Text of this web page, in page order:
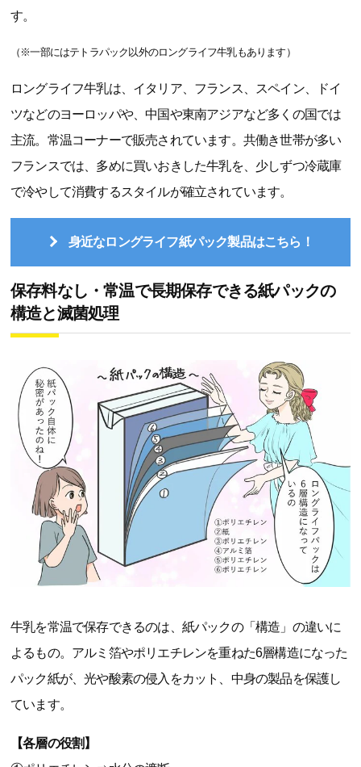
す。
（※一部にはテトラパック以外のロングライフ牛乳もあります）
ロングライフ牛乳は、イタリア、フランス、スペイン、ドイ
ツなどのヨーロッパや、中国や東南アジアなど多くの国では
主流。常温コーナーで販売されています。共働き世帯が多い
フランスでは、多めに買いおきした牛乳を、少しずつ冷蔵庫
で冷やして消費するスタイルが確立されています。
身近なロングライフ紙パック製品はこちら！
保存料なし・常温で長期保存できる紙パックの
構造と滅菌処理
牛乳を常温で保存できるのは、紙パックの「構造」の違いに
よるもの。アルミ箔やポリエチレンを重ねた6層構造になった
パック紙が、光や酸素の侵入をカット、中身の製品を保護し
ています。
【各層の役割】